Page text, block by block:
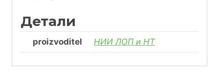
Детали
proizvoditel НИИ ЛОП и НТ